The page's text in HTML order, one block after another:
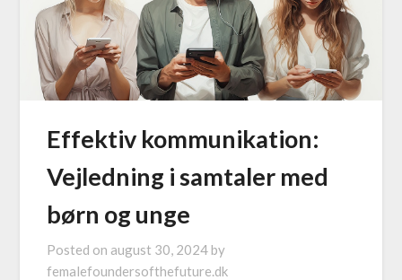
Effektiv kommunikation:
Vejledning i samtaler med
børn og unge
Posted on august 30, 2024 by
femalefoundersofthefuture.dk